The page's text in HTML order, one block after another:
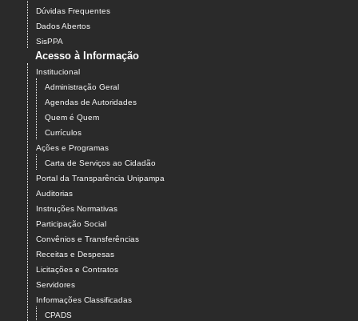
Dúvidas Frequentes
Dados Abertos
SisPPA
Acesso à Informação
Institucional
Administração Geral
Agendas de Autoridades
Quem é Quem
Currículos
Ações e Programas
Carta de Serviços ao Cidadão
Portal da Transparência Unipampa
Auditorias
Instruções Normativas
Participação Social
Convênios e Transferências
Receitas e Despesas
Licitações e Contratos
Servidores
Informações Classificadas
CPADS